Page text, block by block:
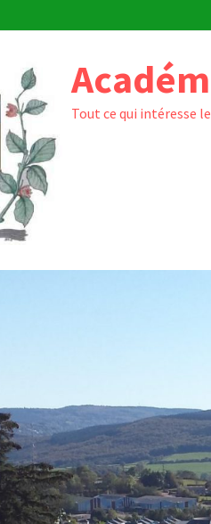
Tout ce qui intéresse